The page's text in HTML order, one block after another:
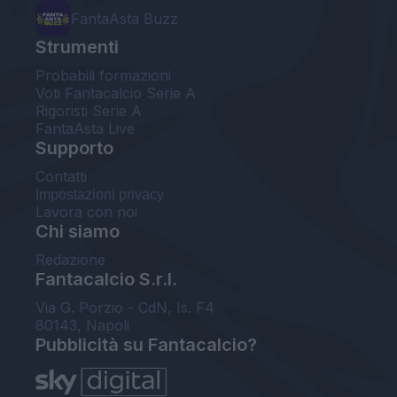
FantaAsta Buzz
Strumenti
Probabili formazioni
Voti Fantacalcio Serie A
Rigoristi Serie A
FantaAsta Live
Supporto
Contatti
Impostazioni privacy
Lavora con noi
Chi siamo
Redazione
Fantacalcio S.r.l.
Via G. Porzio - CdN, Is. F4
80143, Napoli
Pubblicità su Fantacalcio?